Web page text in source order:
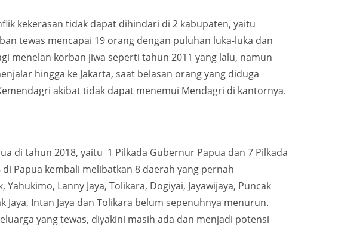
kekerasan tidak dapat dihindari di 2 kabupaten, yaitu
tewas mencapai 19 orang dengan puluhan luka-luka dan
menelan korban jiwa seperti tahun 2011 yang lalu, namun
hingga ke Jakarta, saat belasan orang yang diduga
akibat tidak dapat menemui Mendagri di kantornya.
di tahun 2018, yaitu 1 Pilkada Gubernur Papua dan 7 Pilkada
Papua kembali melibatkan 8 daerah yang pernah
Lanny Jaya, Tolikara, Dogiyai, Jayawijaya, Puncak
Jaya, Intan Jaya dan Tolikara belum sepenuhnya menurun.
yang tewas, diyakini masih ada dan menjadi potensi